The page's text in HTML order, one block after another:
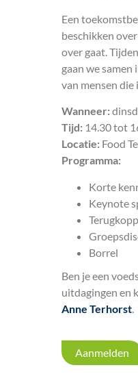
Een
beschikken
over gaat.
gaan we
van mensen die
Wanneer:
Tijd:14.30 tot
Locatie:Food
Programma:
Korte
Keynote
Borrel
Ben je een
uitdagingen en
Anne Terhorst.
Aanmelden